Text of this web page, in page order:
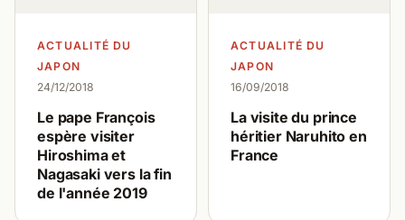
ACTUALITÉ DU
JAPON
24/12/2018
Le pape François
espère visiter
Hiroshima et
Nagasaki vers la fin
de l'année 2019
ACTUALITÉ DU
JAPON
16/09/2018
La visite du prince
héritier Naruhito en
France